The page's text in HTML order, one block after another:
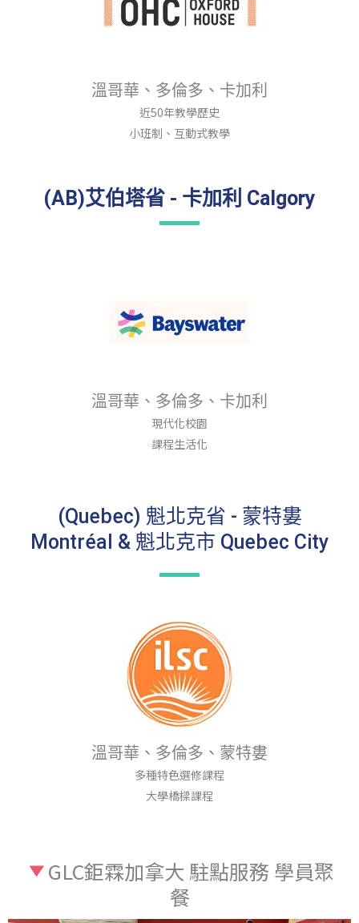
溫哥華、多倫多、卡加利
近50年教學歷史
小班制、互動式教學
(AB)艾伯塔省 - 卡加利 Calgory​
溫哥華、多倫多、卡加利
現代化校園
課程生活化
(Quebec) 魁北克省 - 蒙特婁
Montréal & 魁北克市 Quebec City
溫哥華、多倫多、蒙特婁
多種特色選修課程
大學橋樑課程
GLC鉅霖加拿大 駐點服務 學員聚
餐